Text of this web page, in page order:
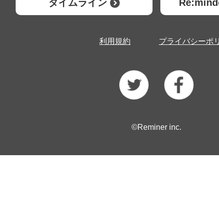
タイムライン
利用規約 プライバシーポ
©Reminer inc.